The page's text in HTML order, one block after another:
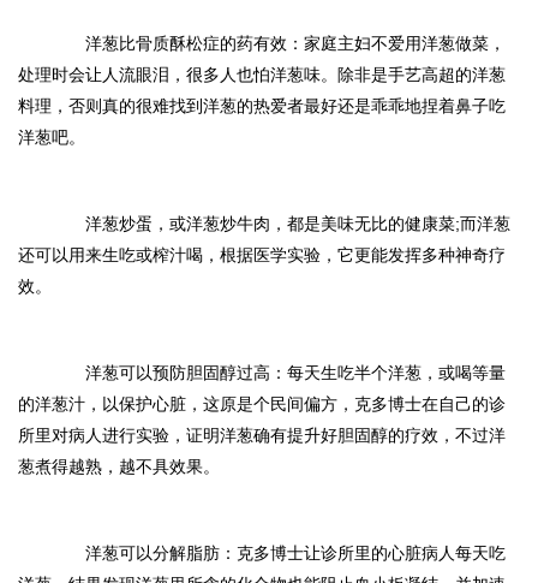
洋葱比骨质酥松症的药有效：家庭主妇不爱用洋葱做菜，
处理时会让人流眼泪，很多人也怕洋葱味。除非是手艺高超的洋葱
料理，否则真的很难找到洋葱的热爱者最好还是乖乖地捏着鼻子吃
洋葱吧。
洋葱炒蛋，或洋葱炒牛肉，都是美味无比的健康菜;而洋葱
还可以用来生吃或榨汁喝，根据医学实验，它更能发挥多种神奇疗
效。
洋葱可以预防胆固醇过高：每天生吃半个洋葱，或喝等量
的洋葱汁，以保护心脏，这原是个民间偏方，克多博士在自己的诊
所里对病人进行实验，证明洋葱确有提升好胆固醇的疗效，不过洋
葱煮得越熟，越不具效果。
洋葱可以分解脂肪：克多博士让诊所里的心脏病人每天吃